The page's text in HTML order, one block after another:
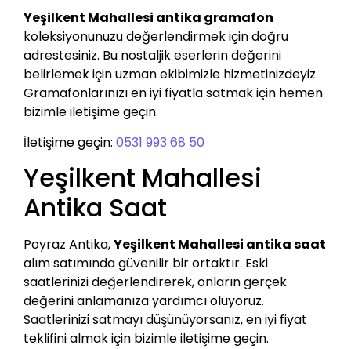
Yeşilkent Mahallesi antika gramafon
koleksiyonunuzu değerlendirmek için doğru
adrestesiniz. Bu nostaljik eserlerin değerini
belirlemek için uzman ekibimizle hizmetinizdeyiz.
Gramafonlarınızı en iyi fiyatla satmak için hemen
bizimle iletişime geçin.
İletişime geçin: 0531 993 68 50
Yeşilkent Mahallesi
Antika Saat
Poyraz Antika,Yeşilkent Mahallesi antika saat
alım satımında güvenilir bir ortaktır. Eski
saatlerinizi değerlendirerek, onların gerçek
değerini anlamanıza yardımcı oluyoruz.
Saatlerinizi satmayı düşünüyorsanız, en iyi fiyat
teklifini almak için bizimle iletişime geçin.